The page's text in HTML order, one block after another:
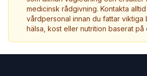
medicinsk rådgivning. Kontakta
vårdpersonal innan du fattar viktiga
hälsa, kost eller nutrition baserat på